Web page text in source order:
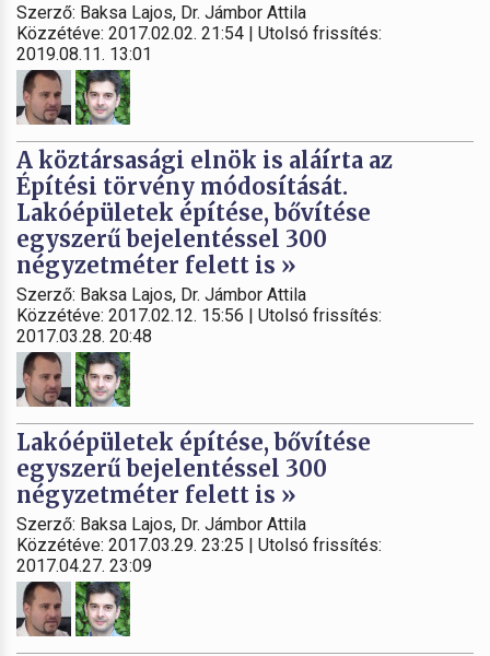
Szerző: Baksa Lajos, Dr. Jámbor Attila
Közzétéve: 2017.02.02. 21:54 | Utolsó frissítés:
2019.08.11. 13:01
A köztársasági elnök is aláírta az
Építési törvény módosítását.
Lakóépületek építése, bővítése
egyszerű bejelentéssel 300
négyzetméter felett is »
Szerző: Baksa Lajos, Dr. Jámbor Attila
Közzétéve: 2017.02.12. 15:56 | Utolsó frissítés:
2017.03.28. 20:48
Lakóépületek építése, bővítése
egyszerű bejelentéssel 300
négyzetméter felett is »
Szerző: Baksa Lajos, Dr. Jámbor Attila
Közzétéve: 2017.03.29. 23:25 | Utolsó frissítés:
2017.04.27. 23:09